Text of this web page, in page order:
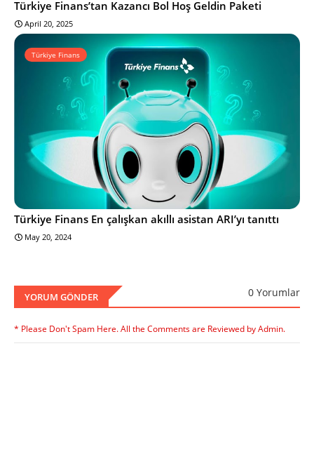
Türkiye Finans’tan Kazancı Bol Hoş Geldin Paketi
April 20, 2025
Türkiye Finans
Türkiye Finans En çalışkan akıllı asistan ARI’yı tanıttı
May 20, 2024
YORUM GÖNDER 0 Yorumlar
* Please Don't Spam Here. All the Comments are Reviewed by Admin.